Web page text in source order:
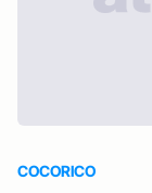
COCORICO